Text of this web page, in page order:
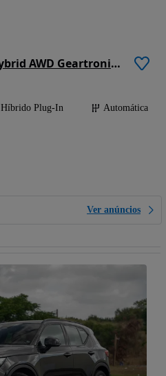
Volvo V60 D6 Plug-In-Hybrid AWD Geartronic Pure Limited
Híbrido Plug-In
Automática
Ver anúncios